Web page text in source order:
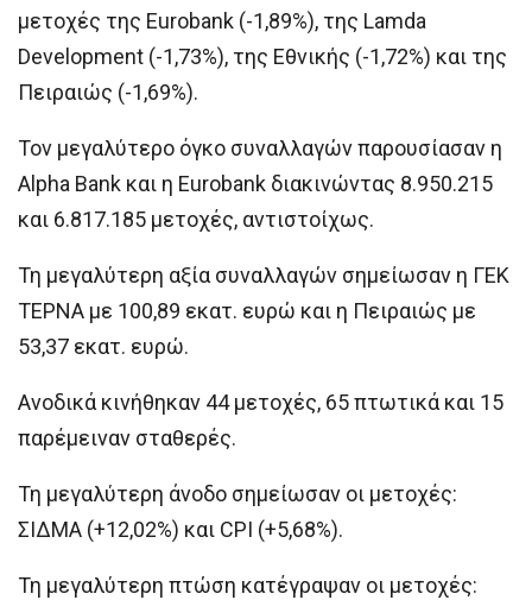
μετοχές της Eurobank (-1,89%), της Lamda
Development (-1,73%), της Εθνικής (-1,72%) και της
Πειραιώς (-1,69%).
Τον μεγαλύτερο όγκο συναλλαγών παρουσίασαν η
Alpha Bank και η Eurobank διακινώντας 8.950.215
και 6.817.185 μετοχές, αντιστοίχως.
Τη μεγαλύτερη αξία συναλλαγών σημείωσαν η ΓΕΚ
ΤΕΡΝΑ με 100,89 εκατ. ευρώ και η Πειραιώς με
53,37 εκατ. ευρώ.
Ανοδικά κινήθηκαν 44 μετοχές, 65 πτωτικά και 15
παρέμειναν σταθερές.
Τη μεγαλύτερη άνοδο σημείωσαν οι μετοχές:
ΣΙΔΜΑ (+12,02%) και CPI (+5,68%).
Τη μεγαλύτερη πτώση κατέγραψαν οι μετοχές: